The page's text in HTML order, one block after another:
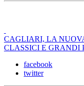
CAGLIARI, LA
CLASSICI E GRANDI
facebook
twitter